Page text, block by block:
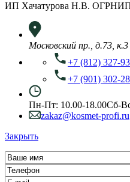
ИП Хачатурова Н.В. ОГРНИП
Московский пр., д.73, к.3
+7 (812) 327-
+7 (901) 302-
Пн-Пт: 10.00-18.00Сб-
zakaz@kosmet-profi.ru
Закрыть